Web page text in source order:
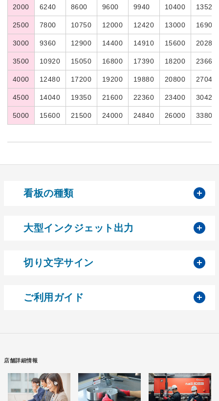
2000 6240 8600 9600 9940 10400 13520
2500 7800 10750 12000 12420 13000 16900
3000 9360 12900 14400 14910 15600 20280
3500 10920 15050 16800 17390 18200 23660
4000 12480 17200 19200 19880 20800 27040
4500 14040 19350 21600 22360 23400 30420
5000 15600 21500 24000 24840 26000 33800
看板の種類
大型インクジェット出力
切り文字サイン
ご利用ガイド
店舗詳細情報